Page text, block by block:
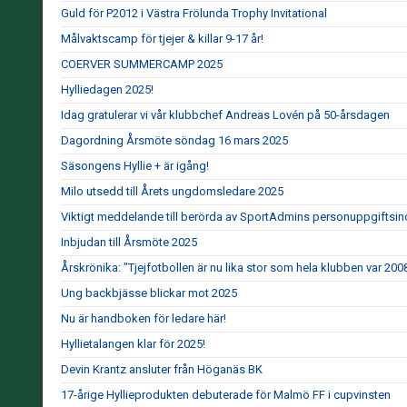
Guld för P2012 i Västra Frölunda Trophy Invitational
Målvaktscamp för tjejer & killar 9-17 år!
COERVER SUMMERCAMP 2025
Hylliedagen 2025!
Idag gratulerar vi vår klubbchef Andreas Lovén på 50-årsdagen
Dagordning Årsmöte söndag 16 mars 2025
Säsongens Hyllie + är igång!
Milo utsedd till Årets ungdomsledare 2025
Viktigt meddelande till berörda av SportAdmins
Inbjudan till Årsmöte 2025
Årskrönika: "Tjejfotbollen är nu lika stor som hela klubben var
Ung backbjässe blickar mot 2025
Nu är handboken för ledare här!
Hyllietalangen klar för 2025!
Devin Krantz ansluter från Höganäs BK
17-årige Hyllieprodukten debuterade för Malmö FF i cupvinsten